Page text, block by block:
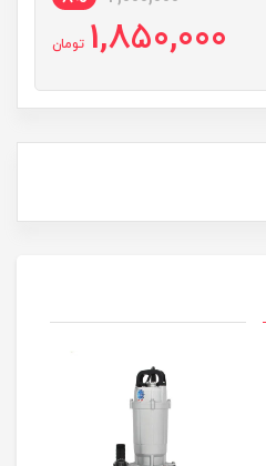
1,850,000 تومان